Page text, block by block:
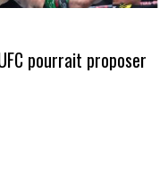
pourrait proposer